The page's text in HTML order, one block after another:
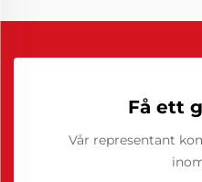
Få ett
Vår representant